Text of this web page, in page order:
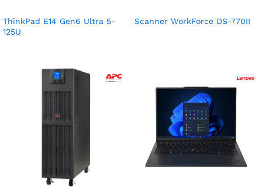
ThinkPad E14 Gen6 Ultra 5-
125U
Scanner WorkForce DS-770II